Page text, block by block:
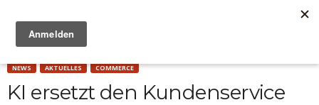
NEWS AKTUELLES COMMERCE
KI ersetzt den Kundenservice